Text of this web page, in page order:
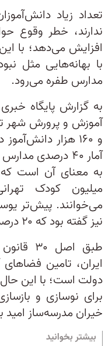
تعداد زیاد
ندارند، خطر وقوع
افزایش می‌دهد؛ با
با بهانه‌هایی مثل
مدارس طفره می‌رود.
آموزش‌ و پرورش شهر
و ۱۶۰ هزار
آمار ۴۰ درصدی
به معنای آن است
میلیون کودک
می‌خوانند. پیش‌تر
نیز گفته بود که ۲۰ درصد مدارس کل ایران فرسوده‌اند.
طبق
ایران، تامین
دولت است؛ با این
برای نوسازی و
خیران مدرسه‌ساز امید
بیشتر بخوانید